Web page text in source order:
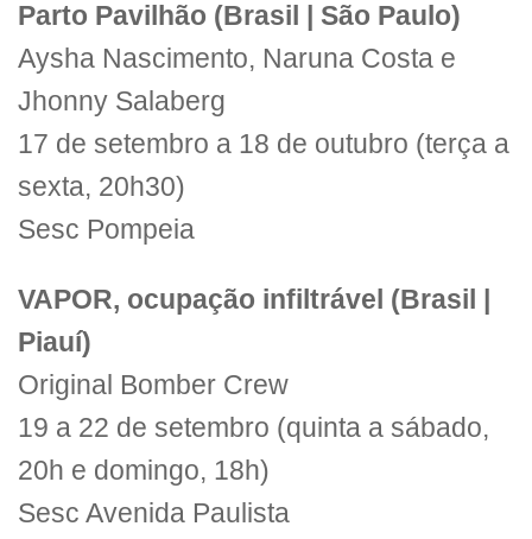
Parto Pavilhão (Brasil | São Paulo)
Aysha Nascimento, Naruna Costa e
Jhonny Salaberg
17 de setembro a 18 de outubro (terça a
sexta, 20h30)
Sesc Pompeia
VAPOR, ocupação infiltrável (Brasil |
Piauí)
Original Bomber Crew
19 a 22 de setembro (quinta a sábado,
20h e domingo, 18h)
Sesc Avenida Paulista